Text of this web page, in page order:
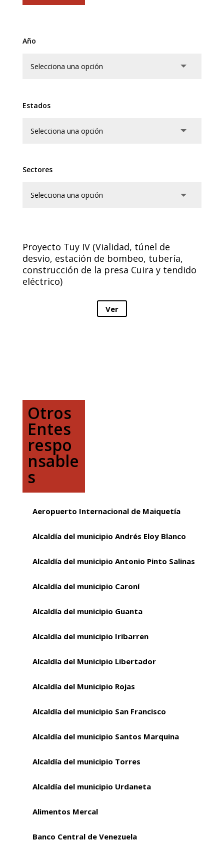
Año
Estados
Sectores
Proyecto Tuy IV (Vialidad, túnel de
desvio, estación de bombeo, tubería,
construcción de la presa Cuira y tendido
eléctrico)
Ver
Otros
Entes
respo
nsable
s
Aeropuerto Internacional de Maiquetía
Alcaldía del municipio Andrés Eloy Blanco
Alcaldía del municipio Antonio Pinto Salinas
Alcaldía del municipio Caroní
Alcaldía del municipio Guanta
Alcaldía del municipio Iribarren
Alcaldía del Municipio Libertador
Alcaldía del Municipio Rojas
Alcaldía del municipio San Francisco
Alcaldía del municipio Santos Marquina
Alcaldía del municipio Torres
Alcaldía del municipio Urdaneta
Alimentos Mercal
Banco Central de Venezuela